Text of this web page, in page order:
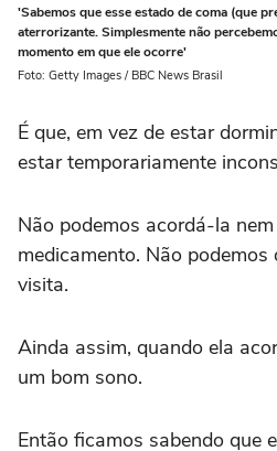
'Sabemos que esse estado de coma (que
aterrorizante. Simplesmente não
momento em que ele ocorre'
Foto: Getty Images / BBC News Brasil
É que, em vez de estar
estar temporariamente
Não podemos acordá-la
medicamento. Não
visita.
Ainda assim, quando ela
um bom sono.
Então ficamos sabendo que